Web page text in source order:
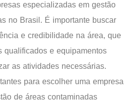
especializadas em gestão
no Brasil. É importante buscar
e credibilidade na área, que
qualificados e equipamentos
as atividades necessárias.
para escolher uma empresa
de áreas contaminadas